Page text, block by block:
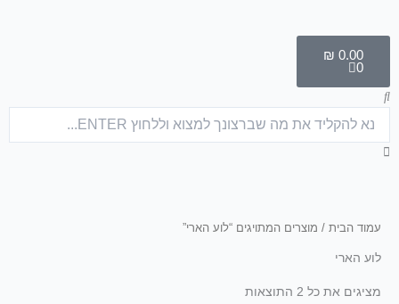
₪ 0.00
0
עגלת
קניות
חיפוש
עמוד הבית / מוצרים המתויגים “לוע הארי”
לוע הארי
מציגים את כל ⁦2⁩ התוצאות